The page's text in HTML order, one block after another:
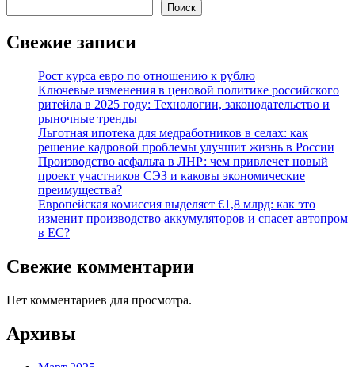
Поиск
Свежие записи
Рост курса евро по отношению к рублю
Ключевые изменения в ценовой политике российского
ритейла в 2025 году: Технологии, законодательство и
рыночные тренды
Льготная ипотека для медработников в селах: как
решение кадровой проблемы улучшит жизнь в России
Производство асфальта в ЛНР: чем привлечет новый
проект участников СЭЗ и каковы экономические
преимущества?
Европейская комиссия выделяет €1,8 млрд: как это
изменит производство аккумуляторов и спасет автопром
в ЕС?
Свежие комментарии
Нет комментариев для просмотра.
Архивы